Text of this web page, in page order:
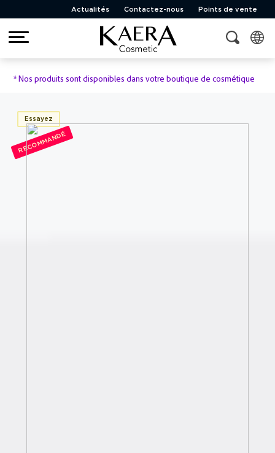
Actualités Contactez-nous Points de vente
*Nos produits sont disponibles dans votre boutique de cosmétique
Essayez
RECOMMANDÉ